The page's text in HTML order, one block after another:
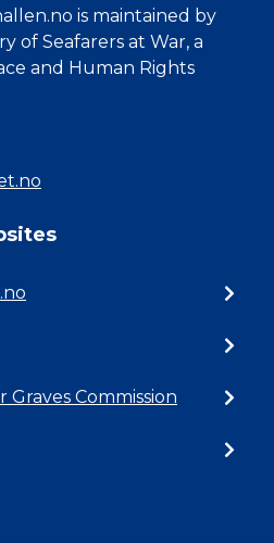
is maintained by
of Seafarers at War, a
and Human Rights
Commission